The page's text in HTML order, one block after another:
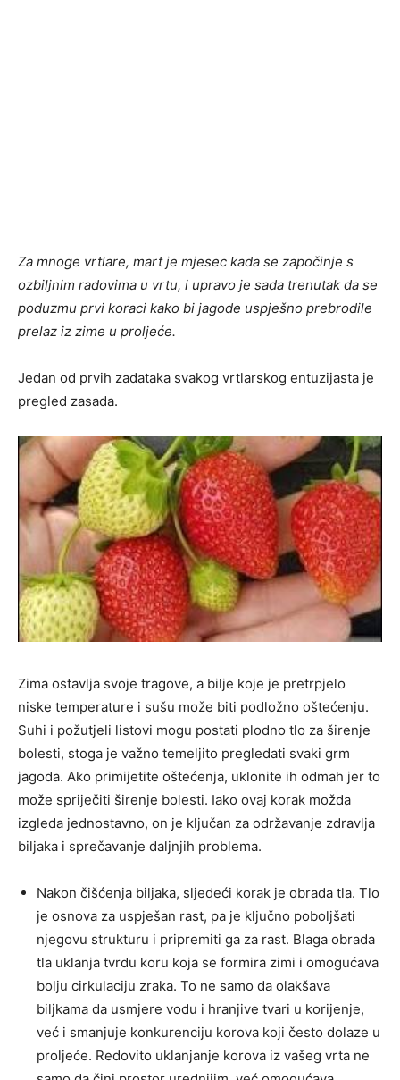
Za mnoge vrtlare, mart je mjesec kada se započinje s
ozbiljnim radovima u vrtu, i upravo je sada trenutak da se
poduzmu prvi koraci kako bi jagode uspješno prebrodile
prelaz iz zime u proljeće.
Jedan od prvih zadataka svakog vrtlarskog entuzijasta je
pregled zasada.
Zima ostavlja svoje tragove, a bilje koje je pretrpjelo
niske temperature i sušu može biti podložno oštećenju.
Suhi i požutjeli listovi mogu postati plodno tlo za širenje
bolesti, stoga je važno temeljito pregledati svaki grm
jagoda. Ako primijetite oštećenja, uklonite ih odmah jer to
može spriječiti širenje bolesti. Iako ovaj korak možda
izgleda jednostavno, on je ključan za održavanje zdravlja
biljaka i sprečavanje daljnjih problema.
Nakon čišćenja biljaka, sljedeći korak je obrada tla. Tlo
je osnova za uspješan rast, pa je ključno poboljšati
njegovu strukturu i pripremiti ga za rast. Blaga obrada
tla uklanja tvrdu koru koja se formira zimi i omogućava
bolju cirkulaciju zraka. To ne samo da olakšava
biljkama da usmjere vodu i hranjive tvari u korijenje,
već i smanjuje konkurenciju korova koji često dolaze u
proljeće. Redovito uklanjanje korova iz vašeg vrta ne